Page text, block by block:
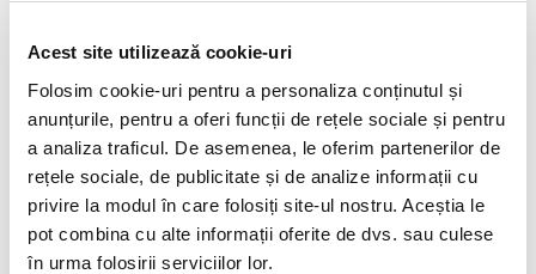
Acest site utilizează cookie-uri
Folosim cookie-uri pentru a personaliza conținutul și
anunțurile, pentru a oferi funcții de rețele sociale și pentru
a analiza traficul. De asemenea, le oferim partenerilor de
rețele sociale, de publicitate și de analize informații cu
privire la modul în care folosiți site-ul nostru. Aceștia le
pot combina cu alte informații oferite de dvs. sau culese
în urma folosirii serviciilor lor.
Este un test functional endocrin specific indicat in
diagnosticul sindromului Cushing si bolii Addison, precum si
in monitorizarea tratamentului specific cu trilostan
(Vetoryl®), mitotan (Lysodren®) sau ketoconazol.
Citeste mai mult